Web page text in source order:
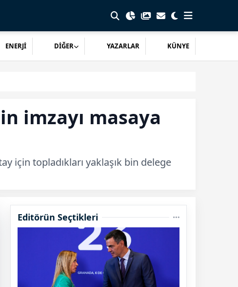
ENERJİ DİĞER YAZARLAR KÜNYE
imzayı masaya
için topladıkları yaklaşık bin delege
Editörün Seçtikleri